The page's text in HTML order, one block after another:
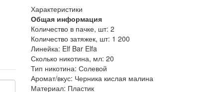
Характеристики
Общая информация
Количество в пачке, шт: 2
Количество затяжек, шт: 1 200
Линейка: Elf Bar Elfa
Сколько никотина, мл: 20
Тип никотина: Солевой
Аромат/вкус: Черника кислая малина
Материал: Пластик